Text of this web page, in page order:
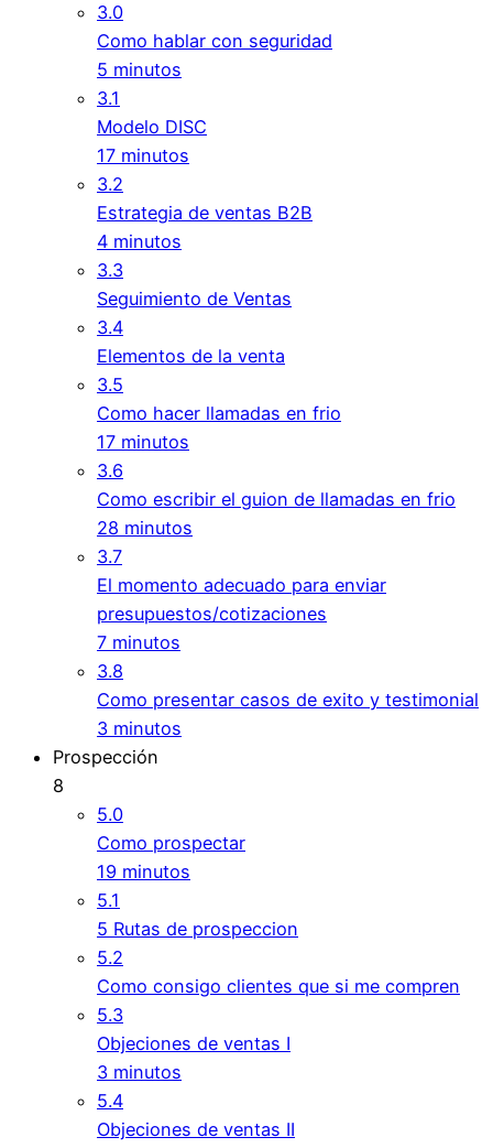
3.0
Como hablar con seguridad
5 minutos
3.1
Modelo DISC
17 minutos
3.2
Estrategia de ventas B2B
4 minutos
3.3
Seguimiento de Ventas
3.4
Elementos de la venta
3.5
Como hacer llamadas en frio
17 minutos
3.6
Como escribir el guion de llamadas en frio
28 minutos
3.7
El momento adecuado para enviar
presupuestos/cotizaciones
7 minutos
3.8
Como presentar casos de exito y testimonial
3 minutos
Prospección
8
5.0
Como prospectar
19 minutos
5.1
5 Rutas de prospeccion
5.2
Como consigo clientes que si me compren
5.3
Objeciones de ventas I
3 minutos
5.4
Objeciones de ventas II